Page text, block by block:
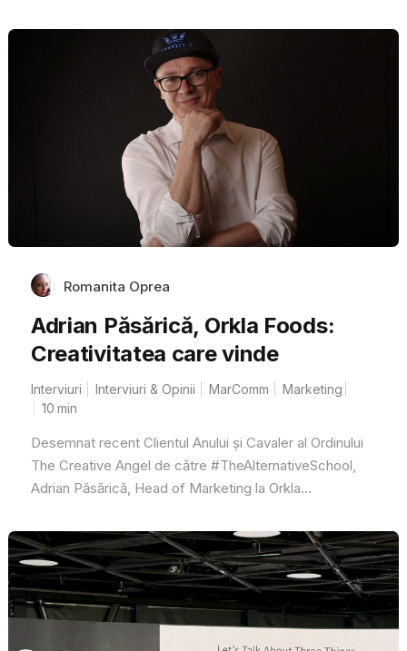
Romanita Oprea
Adrian Păsărică, Orkla Foods:
Creativitatea care vinde
Interviuri Interviuri & Opinii MarComm
Marketing
10 min
Desemnat recent Clientul Anului și Cavaler al Ordinului
The Creative Angel de către #TheAlternativeSchool,
Adrian Păsărică, Head of Marketing la Orkla...